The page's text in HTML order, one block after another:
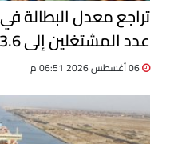
الثاني 2026